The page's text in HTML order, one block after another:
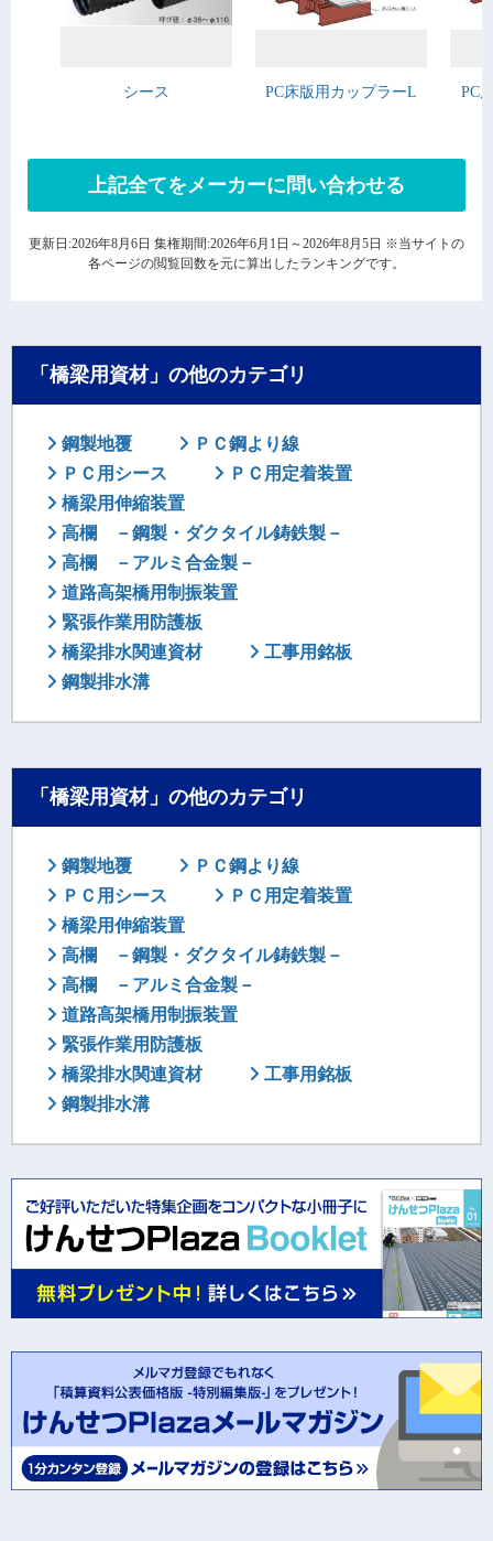
シース PC床版用カップラーL PC
上記全てをメーカーに問い合わせる
更新日:2026年8月6日 集権期間:2026年6月1日～2026年8月5日 ※当サイトの
各ページの閲覧回数を元に算出したランキングです。
「橋梁用資材」の他のカテゴリ
鋼製地覆
ＰＣ鋼より線
ＰＣ用シース
ＰＣ用定着装置
橋梁用伸縮装置
高欄 －鋼製・ダクタイル鋳鉄製－
高欄 －アルミ合金製－
道路高架橋用制振装置
緊張作業用防護板
橋梁排水関連資材
工事用銘板
鋼製排水溝
「橋梁用資材」の他のカテゴリ
鋼製地覆
ＰＣ鋼より線
ＰＣ用シース
ＰＣ用定着装置
橋梁用伸縮装置
高欄 －鋼製・ダクタイル鋳鉄製－
高欄 －アルミ合金製－
道路高架橋用制振装置
緊張作業用防護板
橋梁排水関連資材
工事用銘板
鋼製排水溝